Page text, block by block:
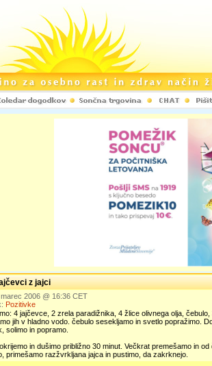
z jajci
2006 @ 16:36 CET
Pozitivke
4 jajčevce, 2 zrela paradižnika, 4 žlice olivnega olja,
jih v hladno vodo. čebulo sesekljamo in svetlo popražimo.
solimo in popramo.
in dušimo približno 30 minut. Večkrat premešamo in
primešamo razžvrkljana jajca in pustimo, da zakrknejo.